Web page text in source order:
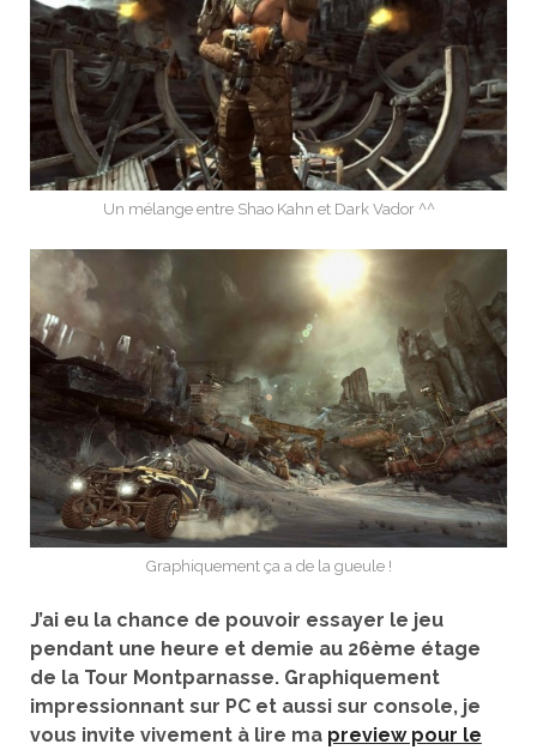
Un mélange entre Shao Kahn et Dark Vador ^^
Graphiquement ça a de la gueule !
J’ai eu la chance de pouvoir essayer le jeu
pendant une heure et demie au 26ème étage
de la Tour Montparnasse. Graphiquement
impressionnant sur PC et aussi sur console, je
vous invite vivement à lire ma preview pour le